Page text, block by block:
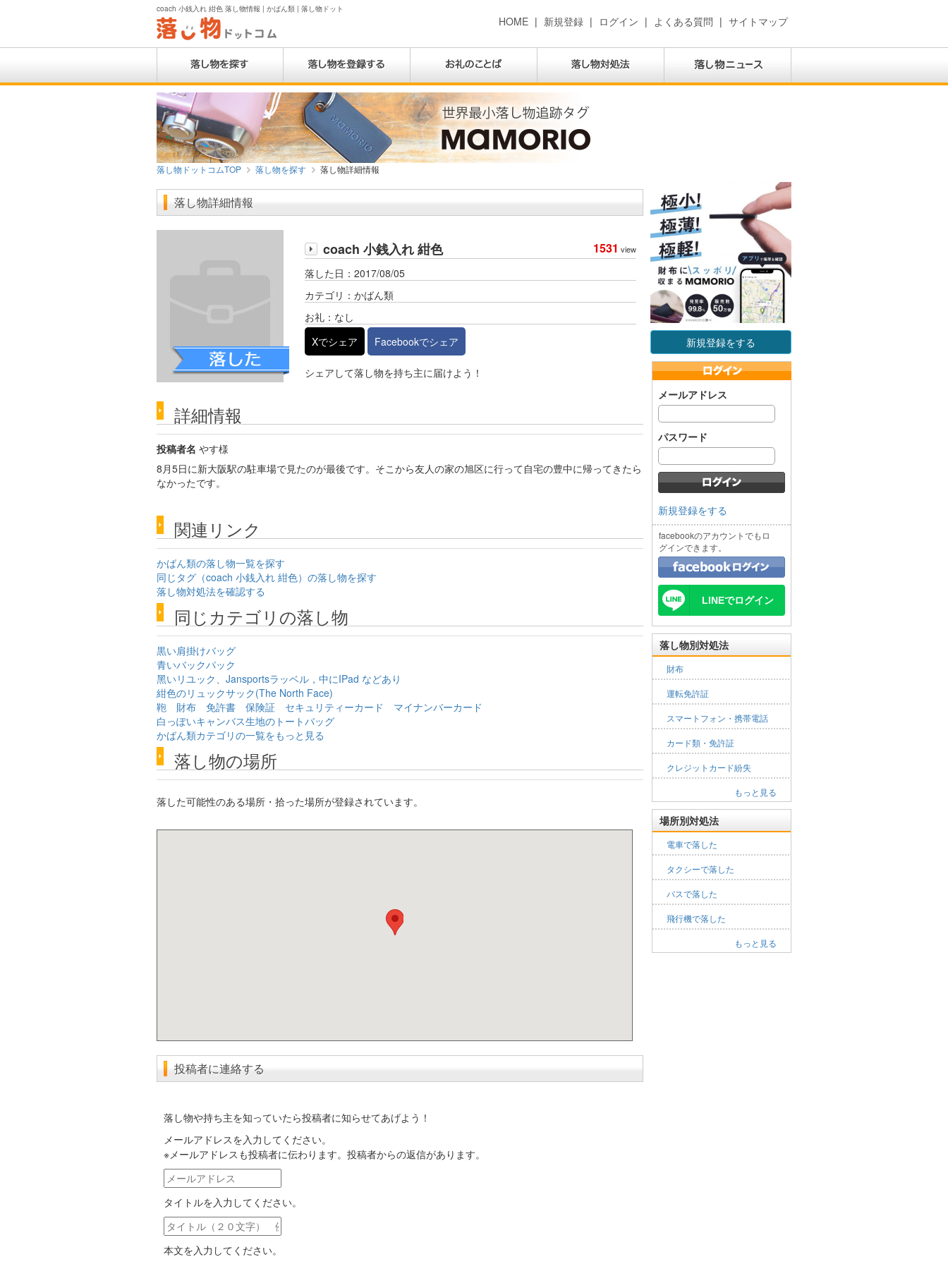
coach 小銭入れ 紺色 落し物情報 | かばん類 | 落し物ドット
HOME | 新規登録 | ログイン | よくある質問 | サイトマップ
落し物ドットコムTOP 落し物を探す 落し物詳細情報
新規登録をする
メールアドレス
パスワード
新規登録をする
facebookのアカウントでもロ
グインできます。
LINEでログイン
落し物別対処法
財布
運転免許証
スマートフォン・携帯電話
カード類・免許証
クレジットカード紛失
もっと見る
場所別対処法
電車で落した
タクシーで落した
バスで落した
飛行機で落した
もっと見る
落し物詳細情報
1531 view
coach 小銭入れ 紺色
落した日：2017/08/05
カテゴリ：かばん類
お礼：なし
Xでシェア
Facebookでシェア
シェアして落し物を持ち主に届けよう！
詳細情報
投稿者名 やす様
8月5日に新大阪駅の駐車場で見たのが最後です。そこから友人の家の旭区に行って自宅の豊中に帰ってきたら
なかったです。
関連リンク
かばん類の落し物一覧を探す
同じタグ（coach 小銭入れ 紺色）の落し物を探す
落し物対処法を確認する
同じカテゴリの落し物
黒い肩掛けバッグ
青いバックパック
黑いリユック、Jansportsラッベル，中にIPad などあり
紺色のリュックサック(The North Face)
鞄 財布 免許書 保険証 セキュリティーカード マイナンバーカード
白っぽいキャンバス生地のトートバッグ
かばん類カテゴリの一覧をもっと見る
落し物の場所
落した可能性のある場所・拾った場所が登録されています。
投稿者に連絡する
落し物や持ち主を知っていたら投稿者に知らせてあげよう！
メールアドレスを入力してください。
※メールアドレスも投稿者に伝わります。投稿者からの返信があります。
メ
ー
ル
ア
ド
レ
タイトルを入力してください。
タ
イ
ト
本文を入力してください。